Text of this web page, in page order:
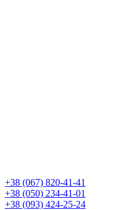
+38 (067) 820-41-41
+38 (050) 234-41-01
+38 (093) 424-25-24